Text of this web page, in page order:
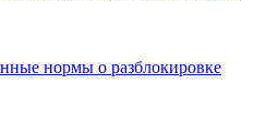
нормы о разблокировке